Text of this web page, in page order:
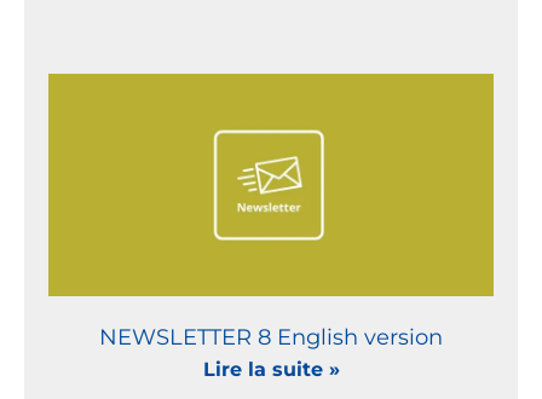
NEWSLETTER 8 English version
Lire la suite »